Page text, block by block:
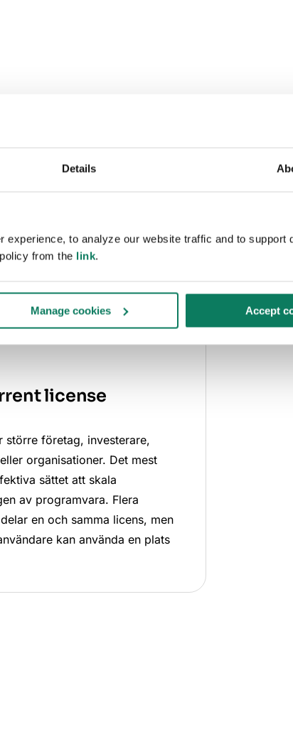
Details
to analyze our website traffic and to support
from the link.
Manage cookies Accept
av
license
större företag, investerare,
organisationer. Det mest
sättet att skala
av programvara. Flera
en och samma licens, men
kan använda en plats